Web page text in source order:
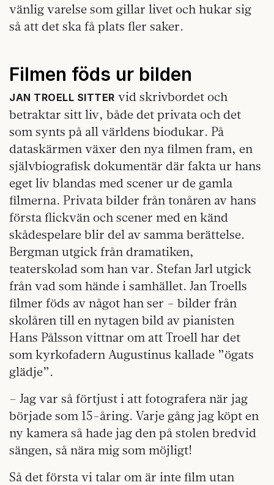
vänlig varelse som gillar livet och hukar sig
så att det ska få plats fler saker.
Filmen föds ur bilden
JAN TROELL SITTER vid skrivbordet och
betraktar sitt liv, både det privata och det
som synts på all världens biodukar. På
dataskärmen växer den nya filmen fram, en
självbiografisk dokumentär där fakta ur hans
eget liv blandas med scener ur de gamla
filmerna. Privata bilder från tonåren av hans
första flickvän och scener med en känd
skådespelare blir del av samma berättelse.
Bergman utgick från dramatiken,
teaterskolad som han var. Stefan Jarl utgick
från vad som hände i samhället. Jan Troells
filmer föds av något han ser – bilder från
skolåren till en nytagen bild av pianisten
Hans Pålsson vittnar om att Troell har det
som kyrkofadern Augustinus kallade ”ögats
glädje”.
– Jag var så förtjust i att fotografera när jag
började som 15-åring. Varje gång jag köpt en
ny kamera så hade jag den på stolen bredvid
sängen, så nära mig som möjligt!
Så det första vi talar om är inte film utan